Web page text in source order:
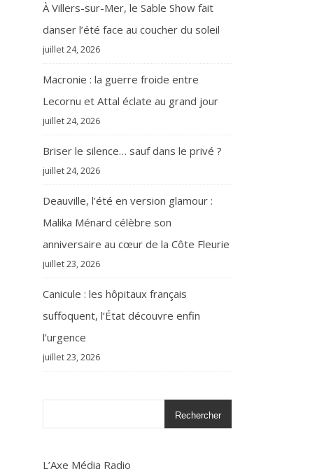
À Villers-sur-Mer, le Sable Show fait
danser l’été face au coucher du soleil
juillet 24, 2026
Macronie : la guerre froide entre
Lecornu et Attal éclate au grand jour
juillet 24, 2026
Briser le silence… sauf dans le privé ?
juillet 24, 2026
Deauville, l’été en version glamour :
Malika Ménard célèbre son
anniversaire au cœur de la Côte Fleurie
juillet 23, 2026
Canicule : les hôpitaux français
suffoquent, l’État découvre enfin
l’urgence
juillet 23, 2026
Rechercher
L’Axe Média Radio